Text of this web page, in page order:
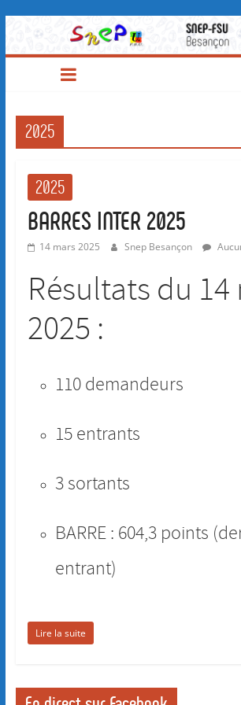
SNEP-
FSU
Besançon
2025
2025
BARRES INTER 2025
14 mars 2025 Snep Besançon
Résultats du 14
2025 :
110 demandeurs
15 entrants
3 sortants
BARRE : 604,3 points
entrant)
Lire la suite